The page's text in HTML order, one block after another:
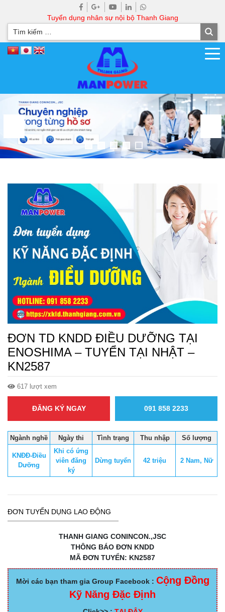
Tuyển dụng nhân sự nội bộ Thanh Giang
ĐƠN TD KNDD ĐIỀU DƯỠNG TẠI
ENOSHIMA – TUYỂN TẠI NHẬT –
KN2587
617 lượt xem
ĐĂNG KÝ NGAY 091 858 2233
Ngành nghề Ngày thi Tình trạng Thu nhập Số lượng
KNĐĐ-Điều
Dưỡng
Khi có ứng
viên đăng
ký
Dừng tuyển 42 triệu 2 Nam, Nữ
ĐƠN TUYỂN DỤNG LAO ĐỘNG
THANH GIANG CONINCON.,JSC
THÔNG BÁO ĐƠN KNDD
MÃ ĐƠN TUYỂN: KN2587
Mời các bạn tham gia Group Facebook : Cộng Đồng
Kỹ Năng Đặc Định